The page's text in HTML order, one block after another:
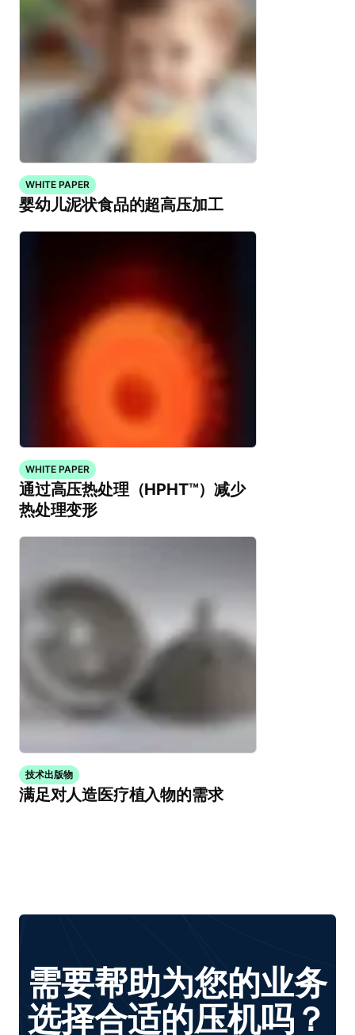
WHITE PAPER
婴幼儿泥状食品的超高压加工
WHITE PAPER
通过高压热处理（HPHT™）减少
热处理变形
技术出版物
满足对人造医疗植入物的需求
需要帮助为您的业务
选择合适的压机吗？